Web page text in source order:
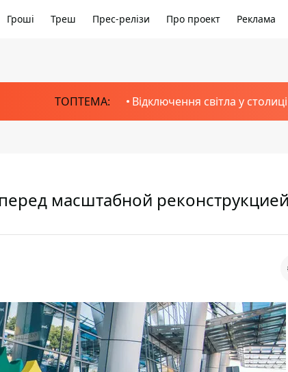
Гроші Треш Прес-релізи Про проект Реклама
ТОПТЕМА: Відключення світла у столиці
масштабной реконструкцией